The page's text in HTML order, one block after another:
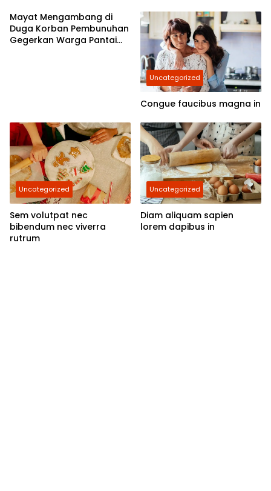
Serdang
Masyarakat Untuk Terus
Berpartisipasi
Mayat Mengambang di
Duga Korban Pembunuhan
Gegerkan Warga Pantai
Uncategorized
Congue faucibus magna in
Uncategorized
Sem volutpat nec
bibendum nec viverra
rutrum
Uncategorized
Diam aliquam sapien
lorem dapibus in